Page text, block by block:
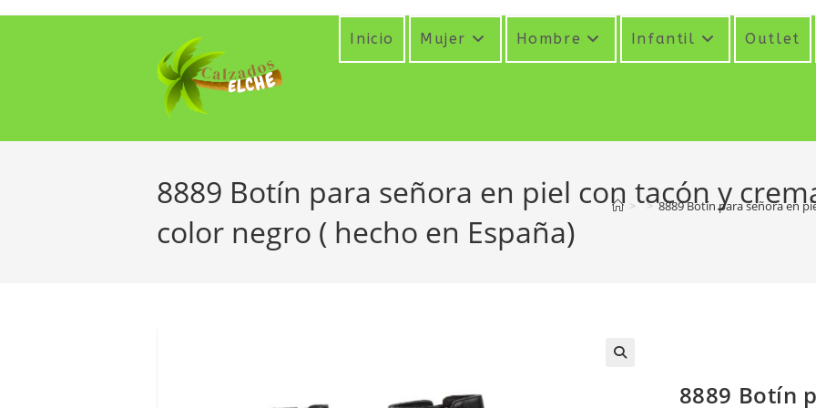
Inicio Mujer Hombre Infantil Outlet
8889 Botín para señora en piel con tacón y
color negro ( hecho en España)
> > 8889 Botín para señora en
8889 Botín